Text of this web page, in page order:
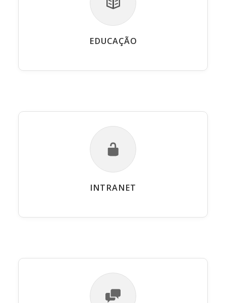
EDUCAÇÃO
INTRANET